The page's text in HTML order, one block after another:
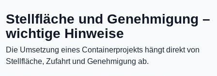
Stellfläche und Genehmigung –
wichtige Hinweise
Die Umsetzung eines Containerprojekts hängt direkt von
Stellfläche, Zufahrt und Genehmigung ab.